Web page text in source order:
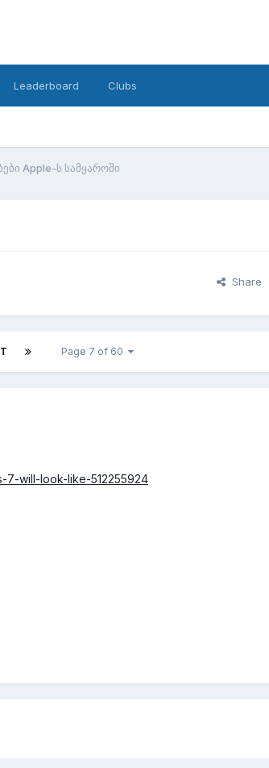
Leaderboard Clubs
Apple-ს სამყაროში
Share
Page 7 of 60
7-will-look-like-512255924